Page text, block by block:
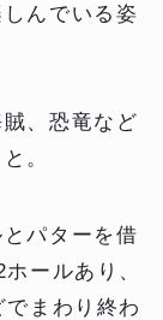
んでいる姿
、恐竜など
。
パターを借
ールあり、
まわり終わ